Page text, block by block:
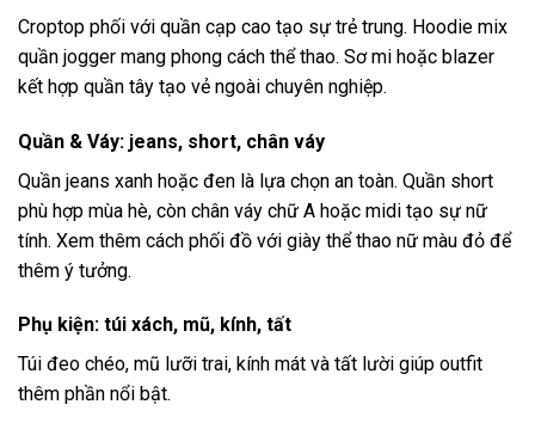
Croptop phối với quần cạp cao tạo sự trẻ trung. Hoodie mix
quần jogger mang phong cách thể thao. Sơ mi hoặc blazer
kết hợp quần tây tạo vẻ ngoài chuyên nghiệp.
Quần & Váy: jeans, short, chân váy
Quần jeans xanh hoặc đen là lựa chọn an toàn. Quần short
phù hợp mùa hè, còn chân váy chữ A hoặc midi tạo sự nữ
tính. Xem thêm cách phối đồ với giày thể thao nữ màu đỏ để
thêm ý tưởng.
Phụ kiện: túi xách, mũ, kính, tất
Túi đeo chéo, mũ lưỡi trai, kính mát và tất lười giúp outfit
thêm phần nổi bật.